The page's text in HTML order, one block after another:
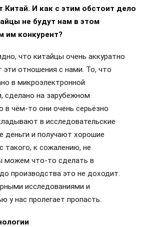
Китай. И как с этим обстоит дело
не будут нам в этом
им конкурент?
что китайцы очень аккуратно
отношения с нами. То, что
в микроэлектронной
сделано на зарубежном
в чём-то они очень серьёзно
в исследовательские
деньги и получают хорошие
такого, к сожалению, не
можем что-то сделать в
производства это не доходит.
исследованиями и
у нас пролегает пропасть.